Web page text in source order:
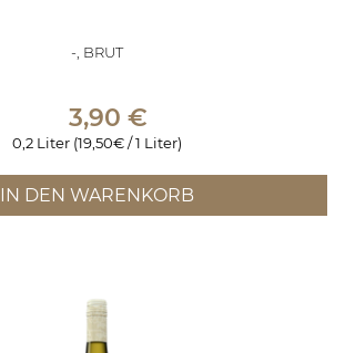
-, BRUT
3,90 €
0,2 Liter (19,50€ / 1 Liter)
IN DEN WARENKORB